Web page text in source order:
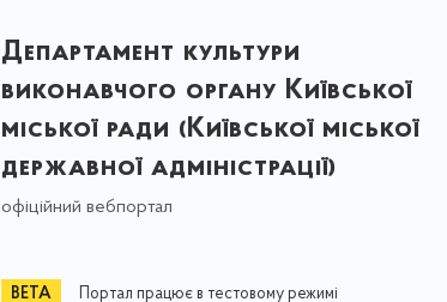
Департамент культури
виконавчого органу Київської
міської ради (Київської міської
державної адміністрації)
офіційний вебпортал
Портал працює в тестовому режимі